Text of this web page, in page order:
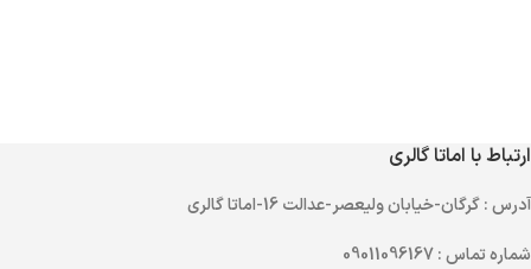
ارتباط با اماتا گالری
آدرس: گرگان-خیابان ولیعصر-عدالت 16-اماتا گالری
شماره تماس: 09011096167